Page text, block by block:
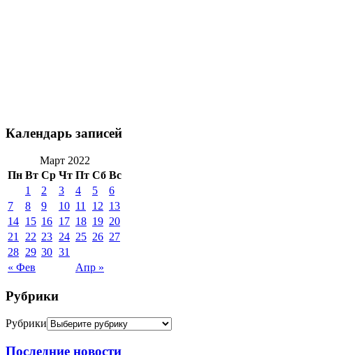
Календарь записей
Март 2022
Пн Вт Ср Чт Пт Сб Вс
« Фев Апр »
1 2 3 4 5
6
7
8 9 10 11 12 13
14 15 16 17 18 19 20
21
22 23 24 25 26 27
28 29 30 31
Рубрики
Рубрики
Последние новости